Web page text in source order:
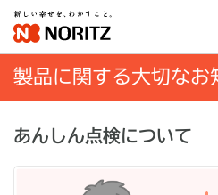
製品に関する大切なお
あんしん点検について